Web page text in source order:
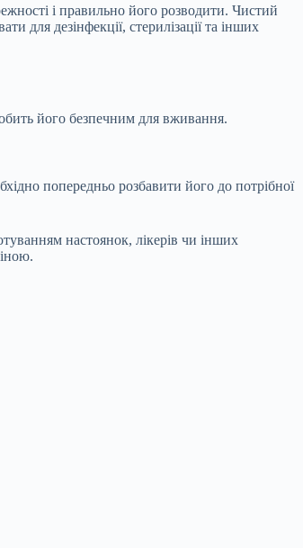
і правильно його розводити. Чистий
для дезінфекції, стерилізації та інших
його безпечним для вживання.
попередньо розбавити його до потрібної
настоянок, лікерів чи інших